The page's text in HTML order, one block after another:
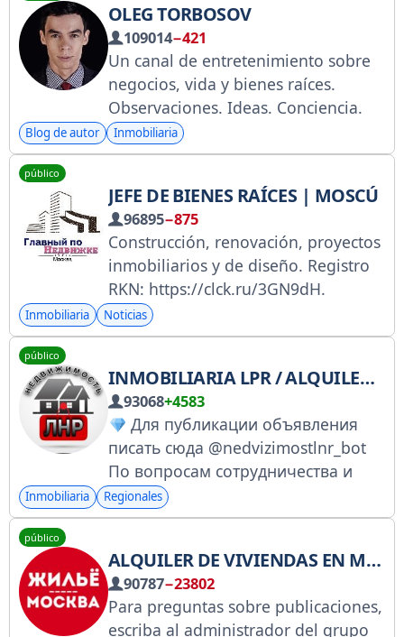
OLEG TORBOSOV
109014−421
Un canal de entretenimiento sobre
negocios, vida y bienes raíces.
Observaciones. Ideas. Conciencia.
Agencia Inmobiliaria Whitewill:
whitewill.ru/oleg Libros y Academia
torbosov.ru Contacta al autor:
@torbosovoleg_bot RKN:
https://clck.ru/3PjLE8
Blog de autor Inmobiliaria
público
JEFE DE BIENES RAÍCES | MOSCÚ
96895−875
Construcción, renovación, proyectos
inmobiliarios y de diseño. Registro
RKN: https://clck.ru/3GN9dH.
Inversión inmobiliaria, cuestiones
legales, últimas ofertas de
@nedvizmo. Colabora con
@yuliatree.
Inmobiliaria Noticias
público
INMOBILIARIA LPR / ALQUILERES EN LUHANSK / APARTAMENTOS
93068+4583
Для публикации объявления
писать сюда @nedvizimostlnr_bot
По вопросам сотрудничества и
размещения писать новому
админу @redaktorseti
Inmobiliaria Regionales
público
ALQUILER DE VIVIENDAS EN MOSCÚ
90787−23802
Para preguntas sobre publicaciones,
escriba al administrador del grupo